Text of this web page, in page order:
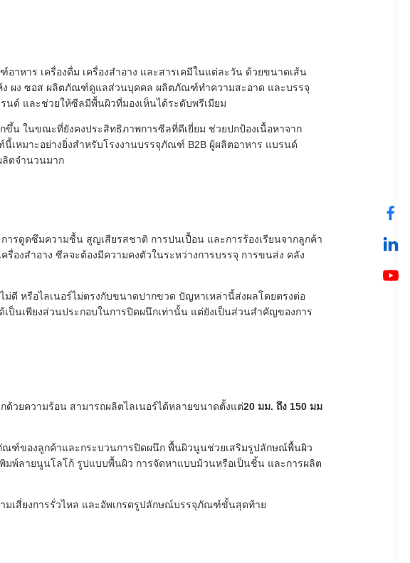
หาร เครื่องดื่ม เครื่องสำอาง และสารเคมีในแต่ละวัน ด้วยขนาดเส้น
ง ผง ซอส ผลิตภัณฑ์ดูแลส่วนบุคคล ผลิตภัณฑ์ทำความสะอาด และบรรจุ
และช่วยให้ซีลมีพื้นผิวที่มองเห็นได้ระดับพรีเมียม
น ในขณะที่ยังคงประสิทธิภาพการซีลที่ดีเยี่ยม ช่วยปกป้องเนื้อหาจาก
เหมาะอย่างยิ่งสำหรับโรงงานบรรจุภัณฑ์ B2B ผู้ผลิตอาหาร แบรนด์
ตจำนวนมาก
รดูดซึมความชื้น สูญเสียรสชาติ การปนเปื้อน และการร้องเรียนจากลูกค้า
องสำอาง ซีลจะต้องมีความคงตัวในระหว่างการบรรจุ การขนส่ง คลัง
ดี หรือไลเนอร์ไม่ตรงกับขนาดปากขวด ปัญหาเหล่านี้ส่งผลโดยตรงต่อ
นเพียงส่วนประกอบในการปิดผนึกเท่านั้น แต่ยังเป็นส่วนสำคัญของการ
ด้วยความร้อน สามารถผลิตไลเนอร์ได้หลายขนาดตั้งแต่20 มม. ถึง 150 มม
ฑ์ของลูกค้าและกระบวนการปิดผนึก พื้นผิวนูนช่วยเสริมรูปลักษณ์พื้นผิว
พ์ลายนูนโลโก้ รูปแบบพื้นผิว การจัดหาแบบม้วนหรือเป็นชิ้น และการผลิต
เสี่ยงการรั่วไหล และอัพเกรดรูปลักษณ์บรรจุภัณฑ์ขั้นสุดท้าย